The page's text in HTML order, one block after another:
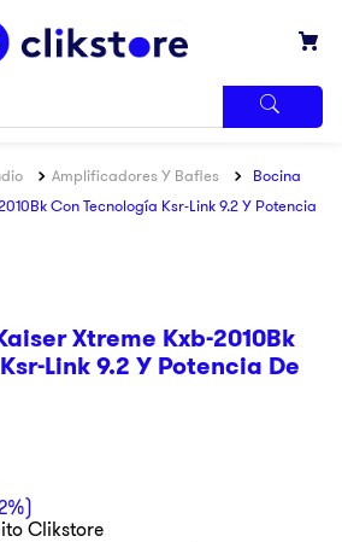
Amplificadores Y Bafles
Bocina
Con Tecnología Ksr-Link 9.2 Y Potencia
Xtreme Kxb-2010Bk
Link 9.2 Y Potencia De
)
Clikstore